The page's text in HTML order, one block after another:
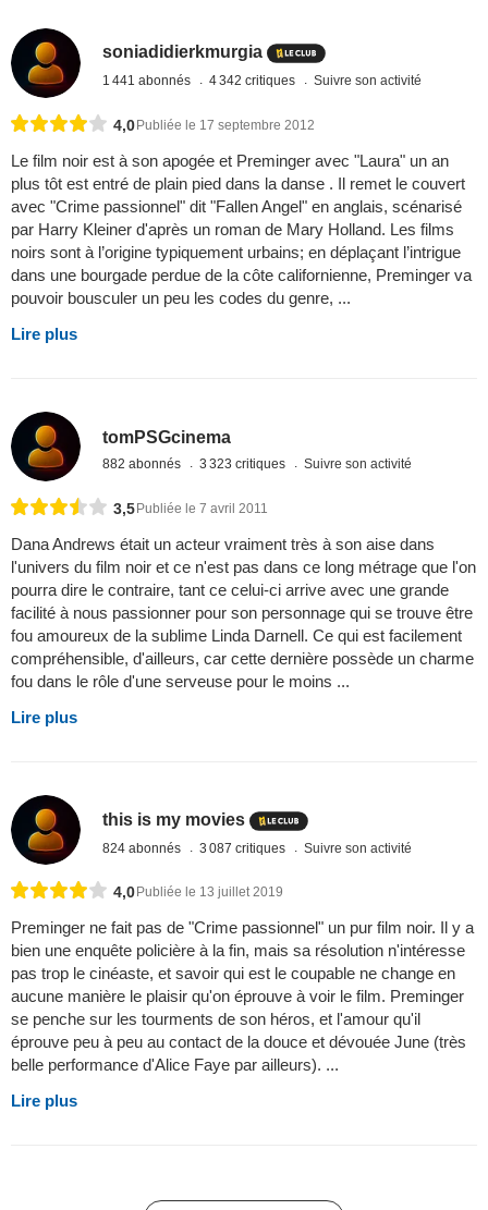
soniadidierkmurgia
1 441 abonnés 4 342 critiques Suivre son activité
4,0 Publiée le 17 septembre 2012
Le film noir est à son apogée et Preminger avec "Laura" un an
plus tôt est entré de plain pied dans la danse . Il remet le couvert
avec "Crime passionnel" dit "Fallen Angel" en anglais, scénarisé
par Harry Kleiner d'après un roman de Mary Holland. Les films
noirs sont à l’origine typiquement urbains; en déplaçant l’intrigue
dans une bourgade perdue de la côte californienne, Preminger va
pouvoir bousculer un peu les codes du genre, ...
Lire plus
tomPSGcinema
882 abonnés 3 323 critiques Suivre son activité
3,5 Publiée le 7 avril 2011
Dana Andrews était un acteur vraiment très à son aise dans
l'univers du film noir et ce n'est pas dans ce long métrage que l'on
pourra dire le contraire, tant ce celui-ci arrive avec une grande
facilité à nous passionner pour son personnage qui se trouve être
fou amoureux de la sublime Linda Darnell. Ce qui est facilement
compréhensible, d'ailleurs, car cette dernière possède un charme
fou dans le rôle d'une serveuse pour le moins ...
Lire plus
this is my movies
824 abonnés 3 087 critiques Suivre son activité
4,0 Publiée le 13 juillet 2019
Preminger ne fait pas de "Crime passionnel" un pur film noir. Il y a
bien une enquête policière à la fin, mais sa résolution n'intéresse
pas trop le cinéaste, et savoir qui est le coupable ne change en
aucune manière le plaisir qu'on éprouve à voir le film. Preminger
se penche sur les tourments de son héros, et l'amour qu'il
éprouve peu à peu au contact de la douce et dévouée June (très
belle performance d'Alice Faye par ailleurs). ...
Lire plus